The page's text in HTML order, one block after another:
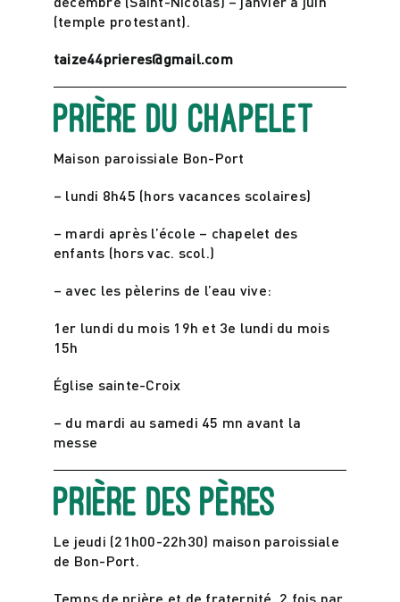
(temple protestant).
taize44prieres@gmail.com
Prière du chapelet
Maison paroissiale Bon-Port
– lundi 8h45 (hors vacances scolaires)
– mardi après l’école – chapelet des
enfants (hors vac. scol.)
– avec les pèlerins de l’eau vive:
1er lundi du mois 19h et 3e lundi du mois
15h
Église sainte-Croix
– du mardi au samedi 45 mn avant la
messe
Prière des pères
Le jeudi (21h00-22h30) maison paroissiale
de Bon-Port.
Temps de prière et de fraternité. 2 fois par